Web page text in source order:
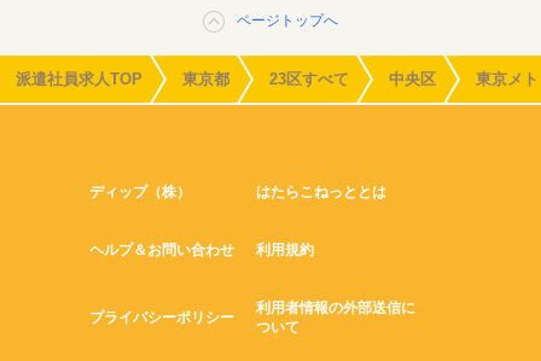
ページトップへ
派遣社員求人TOP 東京都 23区すべて 中央区 東京メ
ディップ（株） はたらこねっととは
ヘルプ＆お問い合わせ 利用規約
プライバシーポリシー
利用者情報の外部送信に
ついて